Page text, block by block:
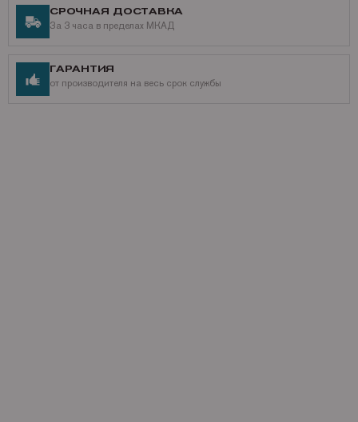
СРОЧНАЯ ДОСТАВКА
За 3 часа в пределах МКАД
ГАРАНТИЯ
от производителя на весь срок службы